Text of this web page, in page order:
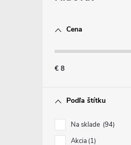
Cena
€ 8
Podľa štítku
Na sklade 94
Akcia 1